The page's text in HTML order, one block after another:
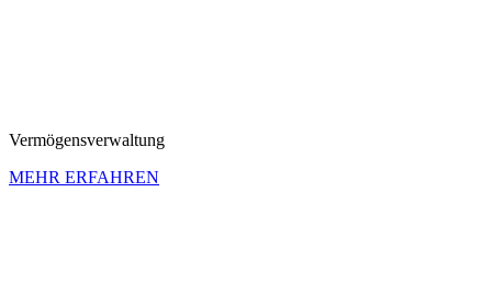
Vermö­gens­ver­wal­tung
MEHR ERFAHREN